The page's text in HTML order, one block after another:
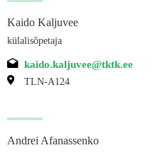
Kaido Kaljuvee
külalisõpetaja
kaido.kaljuvee@tktk.ee
TLN-A124
Andrei Afanassenko